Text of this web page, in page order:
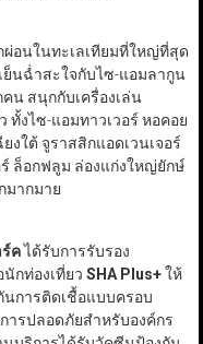
ผ่อนในทะเลเทียมที่ใหญ่ที่สุด
ย็นฉ่ำสะใจกับไซ-แอมลากูน
น สนุกกับเครื่องเล่น
งไซ-แอมทาวเวอร์ หอคอย
งใต้ จูราสสิกแอดเวนเจอร์
ล็อกฟลูม ล่องแก่งใหญ่ยักษ์
มากมาย
ร์คได้รับการรับรอง
กท่องเที่ยว SHA Plus+ให้
นการติดเชื้อแบบครอบ
ารปลอดภัยสำหรับองค์กร